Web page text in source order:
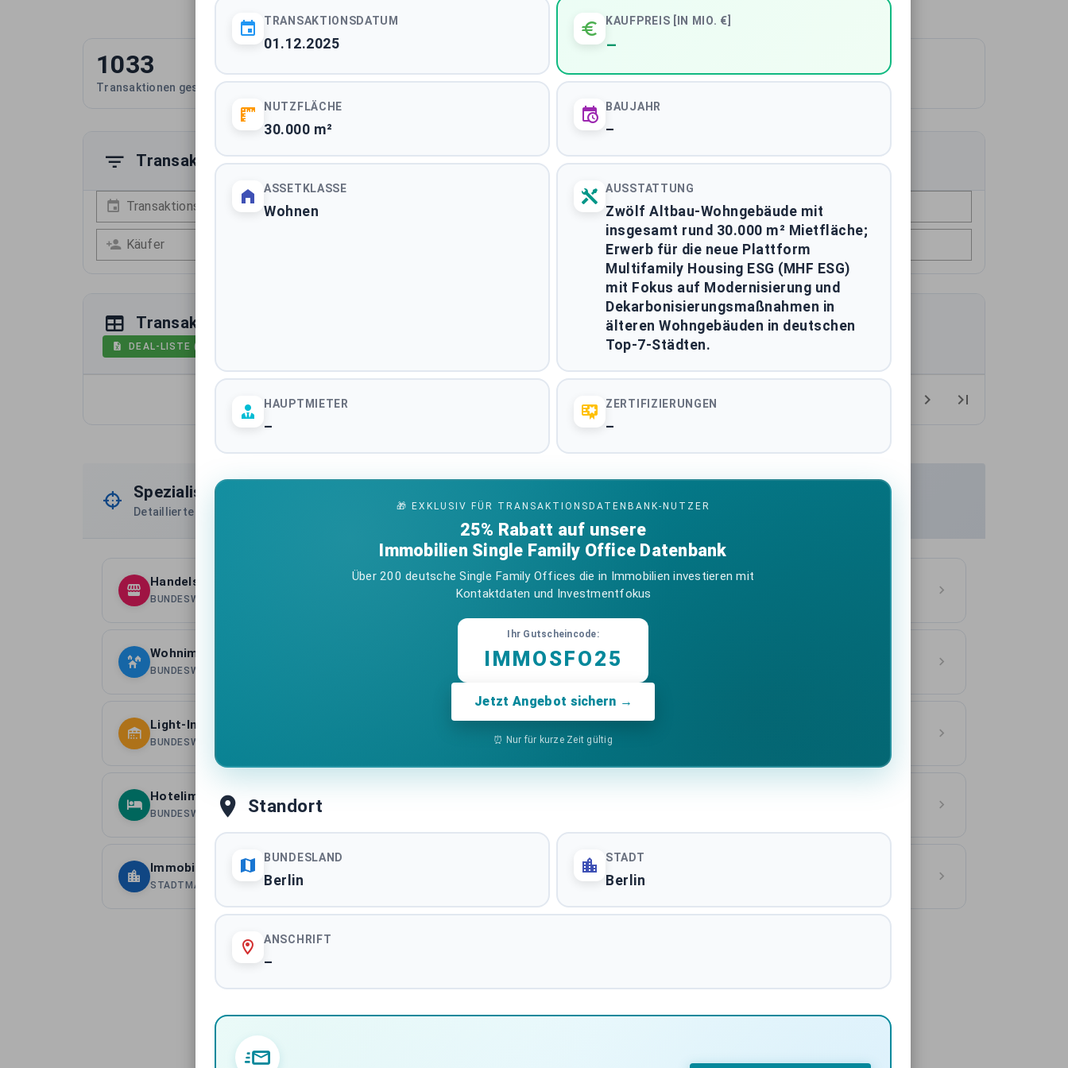
1033
Transaktionen gesamt
430
Städte
Transaktionen filtern
Transaktionsdatum Bundesland Stadt
Käufer Ausstattung Baujahr
Transaktionsdaten
DEAL-LISTE (AUSWAHL MIT 1033 EINTRÄGEN) ANFORDERN DEAL-UPDATES ABONNIEREN
Items per page: 10
Spezialisierte Marktberichte
Detaillierte Analysen nach Assetklassen und Regionen
Handelsimmobilien Deutschland
BUNDESWEITE ASSETKLASSE
Büroimmobilien Deutschland
BUNDESWEITE ASSETKLASSE
Wohnimmobilien Deutschland
BUNDESWEITE ASSETKLASSE
Mixed-Use Immobilien Deutschland
Light-Industrial Immobilien Deutschland
BUNDESWEITE ASSETKLASSE
Logistikimmobilien Deutschland
BUNDESWEITE ASSETKLASSE
Hotelimmobilien Deutschland
BUNDESWEITE ASSETKLASSE
Immobilientransaktionen Berlin
STADTMARKT
Immobilientransaktionen Hamburg
STADTMARKT
TRANSAKTIONSDATUM
01.12.2025
KAUFPREIS [IN MIO. €]
–
NUTZFLÄCHE
30.000 m²
BAUJAHR
–
ASSETKLASSE
Wohnen
AUSSTATTUNG
Zwölf Altbau-Wohngebäude mit
insgesamt rund 30.000 m² Mietfläche;
Erwerb für die neue Plattform
Multifamily Housing ESG (MHF ESG)
mit Fokus auf Modernisierung und
Dekarbonisierungsmaßnahmen in
älteren Wohngebäuden in deutschen
Top-7-Städten.
HAUPTMIETER
–
ZERTIFIZIERUNGEN
–
🎁 EXKLUSIV FÜR TRANSAKTIONSDATENBANK-NUTZER
25% Rabatt auf unsere
Immobilien Single Family Office Datenbank
Über 200 deutsche Single Family Offices die in Immobilien investieren mit
Kontaktdaten und Investmentfokus
Ihr Gutscheincode:
IMMOSFO25
Jetzt Angebot sichern →
⏰ Nur für kurze Zeit gültig
Standort
BUNDESLAND
Berlin
STADT
Berlin
ANSCHRIFT
–